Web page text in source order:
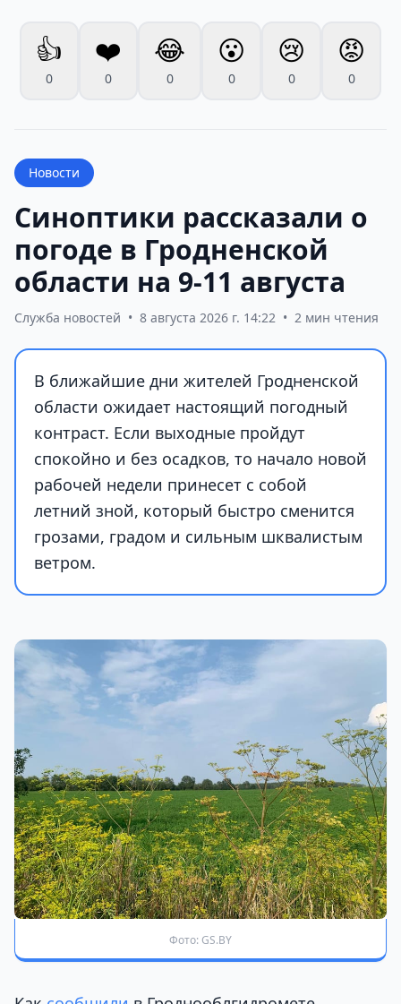
👍
0
❤️
0
😂
0
😮
0
😢
0
😡
0
Новости
Синоптики рассказали о
погоде в Гродненской
области на 9-11 августа
Служба новостей • 8 августа 2026 г. 14:22 • 2 мин чтения
В ближайшие дни жителей Гродненской
области ожидает настоящий погодный
контраст. Если выходные пройдут
спокойно и без осадков, то начало новой
рабочей недели принесет с собой
летний зной, который быстро сменится
грозами, градом и сильным шквалистым
ветром.
Фото: GS.BY